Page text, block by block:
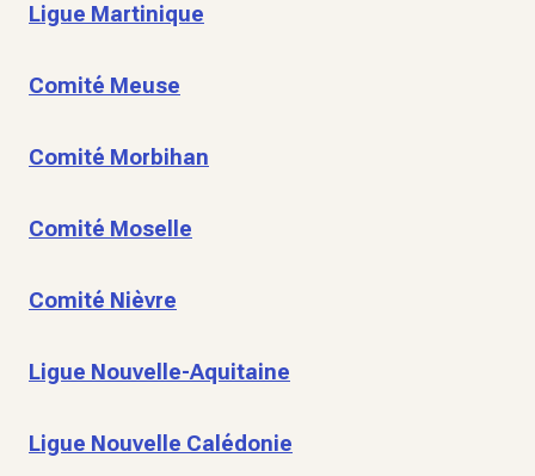
Ligue Martinique
Comité Meuse
Comité Morbihan
Comité Moselle
Comité Nièvre
Ligue Nouvelle-Aquitaine
Ligue Nouvelle Calédonie